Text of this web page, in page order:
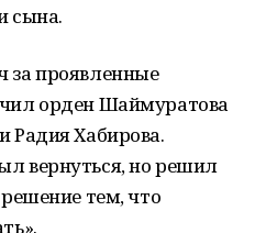
сына.
за проявленные
орден Шаймуратова
Радия Хабирова.
вернуться, но решил
решение тем, что